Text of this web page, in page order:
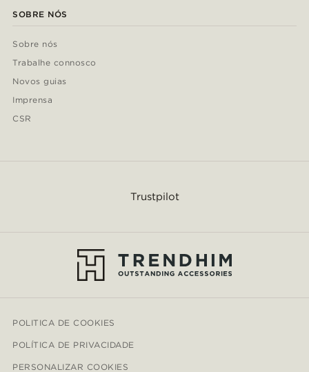
SOBRE NÓS
Sobre nós
Trabalhe connosco
Novos guias
Imprensa
CSR
Trustpilot
POLITICA DE COOKIES
POLÍTICA DE PRIVACIDADE
PERSONALIZAR COOKIES